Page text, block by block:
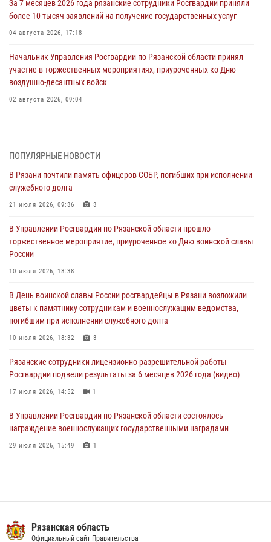
За 7 месяцев 2026 года рязанские сотрудники Росгвардии приняли
более 10 тысяч заявлений на получение государственных услуг
04 августа 2026, 17:18
Начальник Управления Росгвардии по Рязанской области принял
участие в торжественных мероприятиях, приуроченных ко Дню
воздушно-десантных войск
02 августа 2026, 09:04
Для детей рязанских росгвардейцев в историческом музее провели
экскурсию по экспозиции, посвящённой губернской эпохе
В Управлении Росгвардии по Рязанской области состоялось
награждение военнослужащих государственными наградами
29 июля 2026, 15:49
Рязанским росгвардейцам провели лекции о Крещении Руси
28 июля 2026, 09:22 1
При силовой поддержке ОМОН житель Касимовского округа лишён
законодательства
27 июля 2026, 15:26
ПОПУЛЯРНЫЕ НОВОСТИ
В Рязани почтили память офицеров СОБР, погибших при исполнении
служебного долга
21 июля 2026, 09:36 3
В Управлении Росгвардии по Рязанской области прошло
торжественное мероприятие, приуроченное ко Дню воинской славы
России
10 июля 2026, 18:38
В День воинской славы России росгвардейцы в Рязани возложили
цветы к памятнику сотрудникам и военнослужащим ведомства,
погибшим при исполнении служебного долга
10 июля 2026, 18:32 3
Рязанские сотрудники лицензионно-разрешительной работы
Росгвардии подвели результаты за 6 месяцев 2026 года (видео)
17 июля 2026, 14:52 1
В Управлении Росгвардии по Рязанской области состоялось
награждение военнослужащих государственными наградами
29 июля 2026, 15:49 1
Вневедомственная охрана подвела итоги деятельности
подразделений за первое полугодие 2026 года
Рязанская область
Официальный сайт Правительства